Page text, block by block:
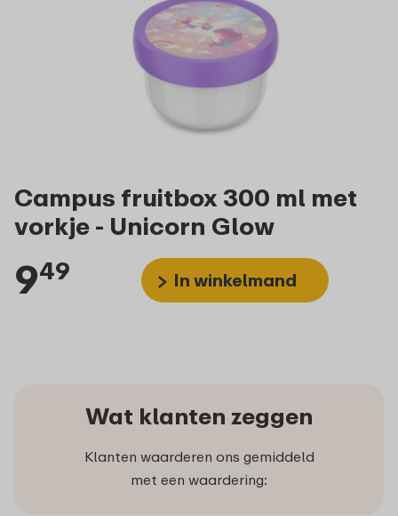
Campus fruitbox 300 ml met
vorkje - Unicorn Glow
949 In winkelmand
Wat klanten zeggen
Klanten waarderen ons gemiddeld
met een waardering: